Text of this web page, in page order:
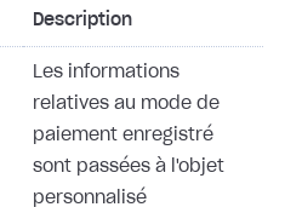
Description
Les informations
relatives au mode de
paiement enregistré
sont passées à l'objet
personnalisé